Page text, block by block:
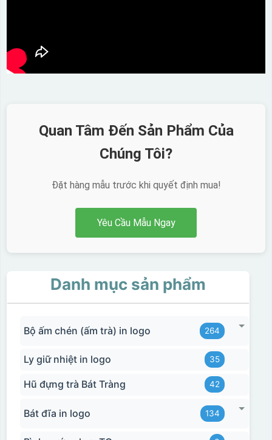
Quan Tâm Đến Sản Phẩm Của
Chúng Tôi?
Đặt hàng mẫu trước khi quyết định mua!
Yêu Cầu Mẫu Ngay
Danh mục sản phẩm
Bộ ấm chén (ấm trà) in logo 264
Ly giữ nhiệt in logo 35
Hũ đựng trà Bát Tràng 42
Bát đĩa in logo 134